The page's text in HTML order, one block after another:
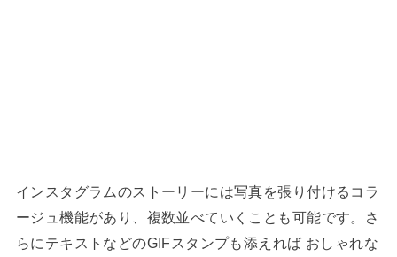
インスタグラムのストーリーには写真を張り付けるコラ
ージュ機能があり、複数並べていくことも可能です。さ
らにテキストなどのGIFスタンプも添えれば おしゃれな